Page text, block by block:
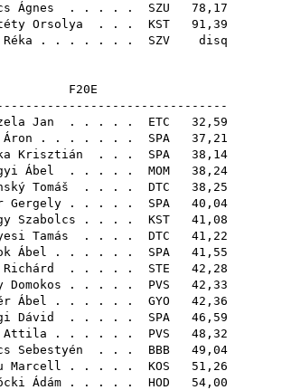
Ágnes . . . . . SZU 78,17
Orsolya . . . KST 91,39
. . . . . . . SZV disq
F20E
Jan . . . . . ETC 32,59
Áron . . . . . . . SPA 37,21
Krisztián . . . SPA 38,14
Ábel . . . . . MOM 38,24
Tomáš . . . . DTC 38,25
Gergely . . . . . SPA 40,04
Szabolcs . . . . KST 41,08
Tamás . . . . DTC 41,22
Ábel . . . . . . SPA 41,55
. . . . . STE 42,28
Domokos . . . . . PVS 42,33
Ábel . . . . . . GYO 42,36
Dávid . . . . . SPA 46,59
Attila . . . . . . PVS 48,32
Sebestyén . . . BBB 49,04
Marcell . . . . . KOS 51,26
Ádám . . . . . HOD 54,00